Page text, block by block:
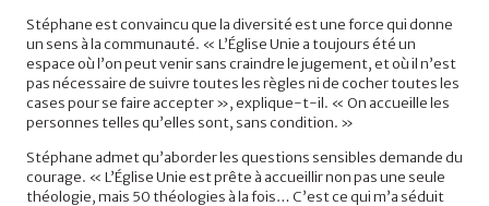
Stéphane est convaincu que la diversité est une force qui donne
un sens à la communauté. « L’Église Unie a toujours été un
espace où l’on peut venir sans craindre le jugement, et où il n’est
pas nécessaire de suivre toutes les règles ni de cocher toutes les
cases pour se faire accepter », explique-t-il. « On accueille les
personnes telles qu’elles sont, sans condition. »
Stéphane admet qu’aborder les questions sensibles demande du
courage. « L’Église Unie est prête à accueillir non pas une seule
théologie, mais 50 théologies à la fois… C’est ce qui m’a séduit